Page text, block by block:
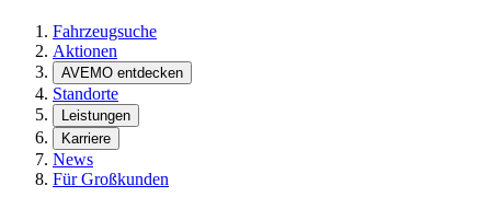
Fahrzeugsuche
Aktionen
AVEMO entdecken
Standorte
Leistungen
Karriere
News
Für Großkunden